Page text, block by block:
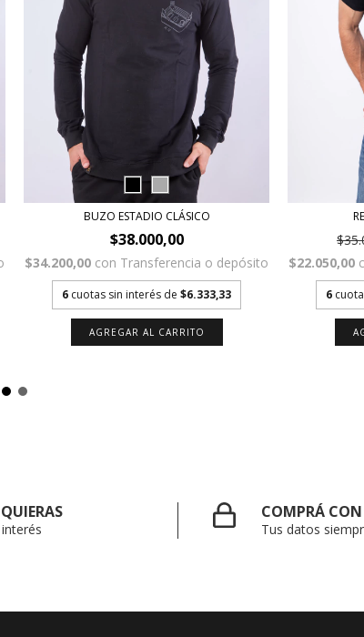
BUZO ESTADIO CLÁSICO
$38.000,00
$34.200,00 con Transferencia o depósito
6 cuotas sin interés de $6.333,33
AGREGAR AL CARRITO
$22.050,00
6
COMPRÁ
Tus datos